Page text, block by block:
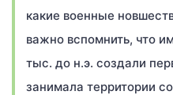
какие военные
важно вспомнить, что
тыс. до н.э. создали
занимала территории